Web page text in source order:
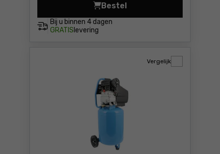
Bij u binnen 4 dagen
GRATIS levering
Bestel
Compressor - accu Metabo
Vergelijk